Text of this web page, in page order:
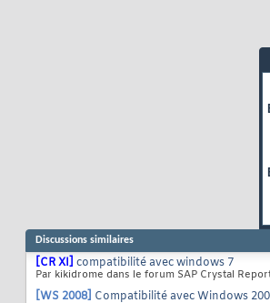
Discussions similaires
[CR XI] compatibilité avec windows 7
Par kikidrome dans le forum SAP Crystal
[WS 2008] Compatibilité avec Windows